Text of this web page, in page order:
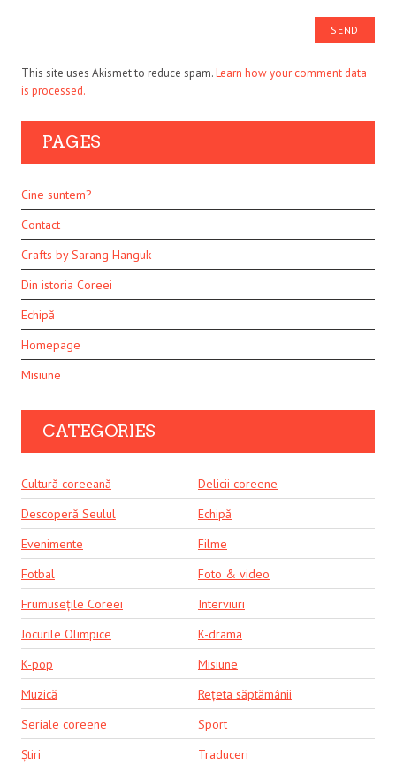
This site uses Akismet to reduce spam.Learn how your comment data
is processed.
PAGES
Cine suntem?
Contact
Crafts by Sarang Hanguk
Din istoria Coreei
Echipă
Homepage
Misiune
CATEGORIES
Cultură coreeană
Delicii coreene
Descoperă Seulul
Echipă
Evenimente
Filme
Fotbal
Foto & video
Frumusețile Coreei
Interviuri
Jocurile Olimpice
K-drama
K-pop
Misiune
Muzică
Rețeta săptămânii
Seriale coreene
Sport
Știri
Traduceri